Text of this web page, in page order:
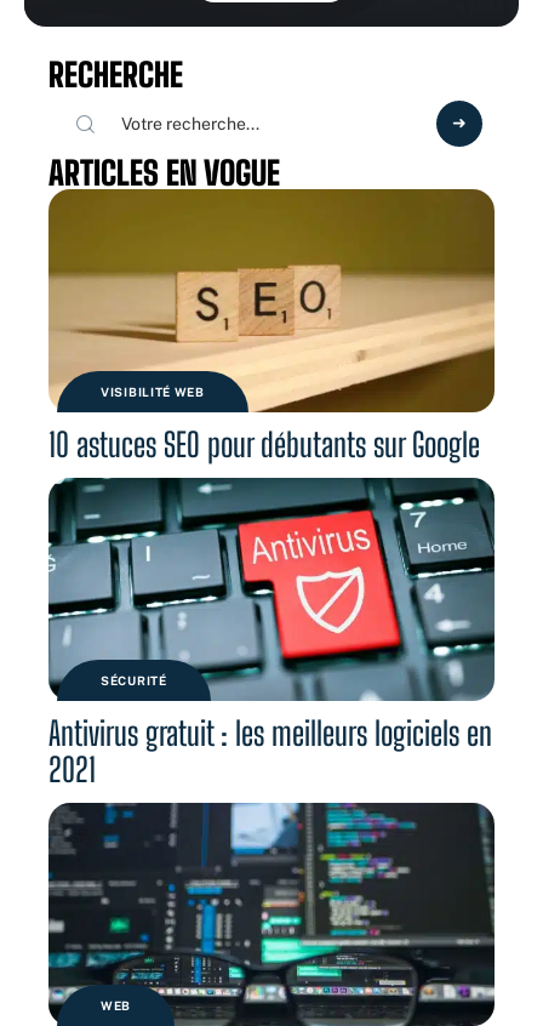
RECHERCHE
ARTICLES EN VOGUE
VISIBILITÉ WEB
10 astuces SEO pour débutants sur Google
SÉCURITÉ
Antivirus gratuit : les meilleurs logiciels en
2021
WEB